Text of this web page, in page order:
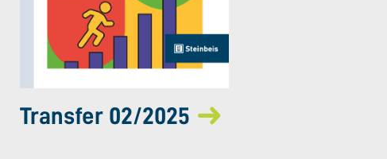
Transfer 02/2025